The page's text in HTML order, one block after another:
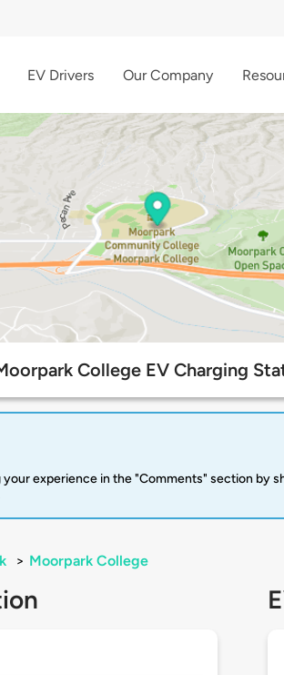
EV Drivers Our Company
College EV Charging
experience in the "Comments" section by
> Moorpark College